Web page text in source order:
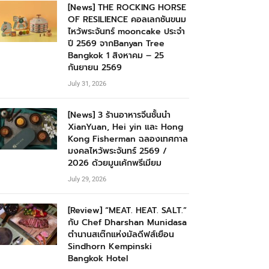
[News] THE ROCKING HORSE
OF RESILIENCE คอลเลกชันขนม
ไหว้พระจันทร์ mooncake ประจำ
ปี 2569 จากBanyan Tree
Bangkok 1 สิงหาคม – 25
กันยายน 2569
July 31, 2026
[News] 3 ร้านอาหารจีนชั้นนำ
XianYuan, Hei yin และ Hong
Kong Fisherman ฉลองเทศกาล
มงคลไหว้พระจันทร์ 2569 /
2026 ด้วยมูนเค้กพรีเมียม
July 29, 2026
[Review] “MEAT. HEAT. SALT.”
กับ Chef Dharshan Munidasa
ตำนานสเต๊กแห่งมัลดีฟส์เยือน
Sindhorn Kempinski
Bangkok Hotel